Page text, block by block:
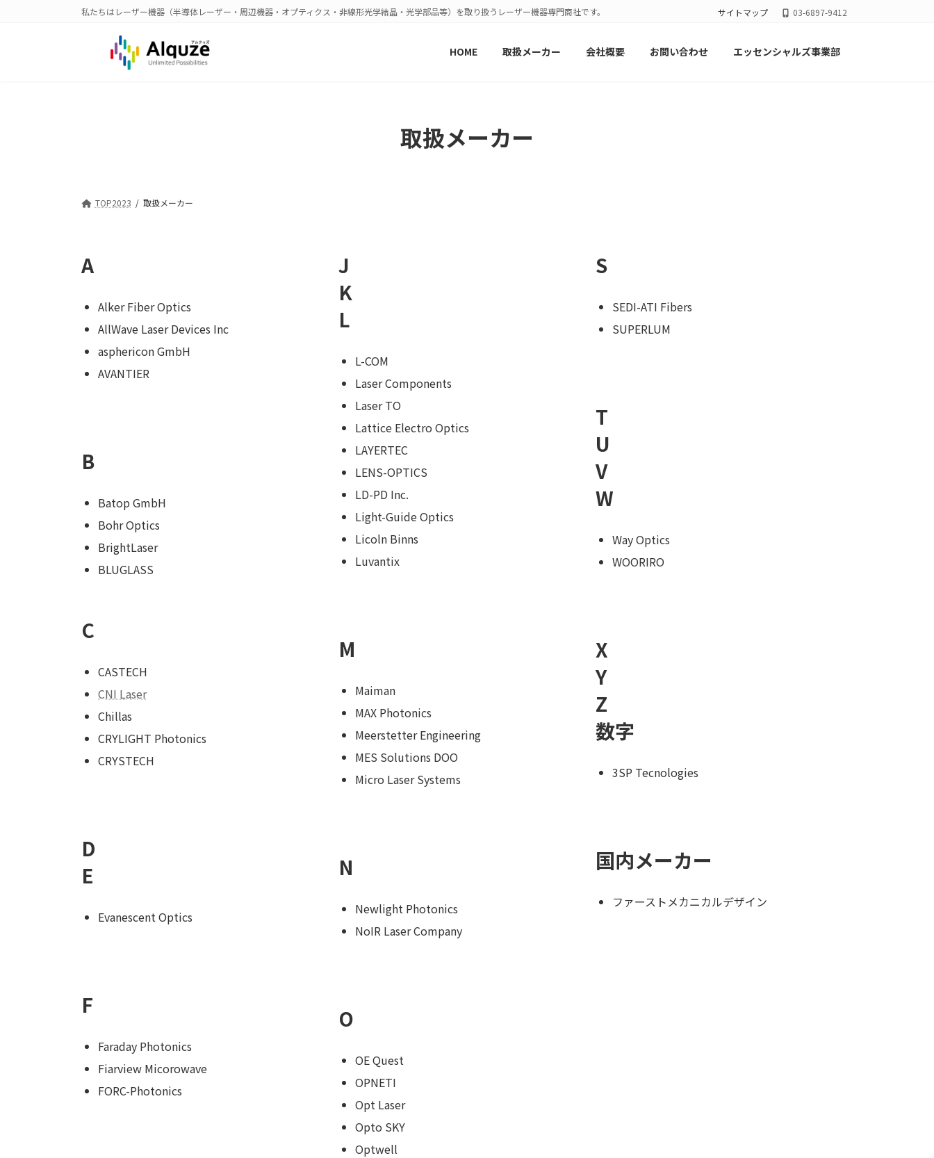
私たちはレーザー機器（半導体レーザー・周辺機器・オプティクス・非線形光学結晶・光学部品等）を取り扱うレーザー機器専門商社です。 サイトマップ 03-6897-9412
HOME 取扱メーカー 会社概要 お問い合わせ エッセンシャルズ事業部
取扱メーカー
TOP2023 取扱メーカー
A
Alker Fiber Optics
AllWave Laser Devices Inc
asphericon GmbH
AVANTIER
B
Batop GmbH
Bohr Optics
BrightLaser
BLUGLASS
C
CASTECH
CNI Laser
Chillas
CRYLIGHT Photonics
CRYSTECH
D
E
Evanescent Optics
F
Faraday Photonics
Fiarview Micorowave
FORC-Photonics
J
K
L
L-COM
Laser Components
Laser TO
Lattice Electro Optics
LAYERTEC
LENS-OPTICS
LD-PD Inc.
Light-Guide Optics
Licoln Binns
Luvantix
M
Maiman
MAX Photonics
Meerstetter Engineering
MES Solutions DOO
Micro Laser Systems
N
Newlight Photonics
NoIR Laser Company
O
OE Quest
OPNETI
Opt Laser
Opto SKY
Optwell
S
SEDI-ATI Fibers
SUPERLUM
T
U
V
W
Way Optics
WOORIRO
X
Y
Z
数字
3SP Tecnologies
国内メーカー
ファーストメカニカルデザイン